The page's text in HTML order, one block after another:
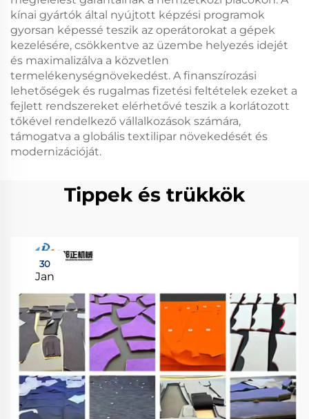
kínai gyártók által nyújtott képzési programok
gyorsan képessé teszik az operátorokat a gépek
kezelésére, csökkentve az üzembe helyezés idejét
és maximalizálva a közvetlen
termelékenységnövekedést. A finanszírozási
lehetőségek és rugalmas fizetési feltételek ezeket a
fejlett rendszereket elérhetővé teszik a korlátozott
tőkével rendelkező vállalkozások számára,
támogatva a globális textilipar növekedését és
modernizációját.
Tippek és trükkök
30
Jan